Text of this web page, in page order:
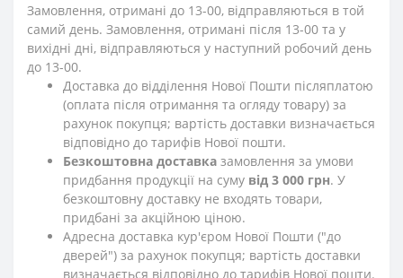
Замовлення, отримані до 13-00, відправляються в той
самий день. Замовлення, отримані після 13-00 та у
вихідні дні, відправляються у наступний робочий день
до 13-00.
Доставка до відділення Нової Пошти післяплатою
(оплата після отримання та огляду товару) за
рахунок покупця; вартість доставки визначається
відповідно до тарифів Нової пошти.
Безкоштовна доставка замовлення за умови
придбання продукції на суму від 3 000 грн. У
безкоштовну доставку не входять товари,
придбані за акційною ціною.
Адресна доставка кур'єром Нової Пошти ("до
дверей") за рахунок покупця; вартість доставки
визначається відповідно до тарифів Нової пошти.